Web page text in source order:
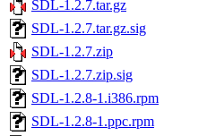
SDL-1.2.7.tar.gz
SDL-1.2.7.tar.gz.sig
SDL-1.2.7.zip
SDL-1.2.7.zip.sig
SDL-1.2.8-1.i386.rpm
SDL-1.2.8-1.ppc.rpm